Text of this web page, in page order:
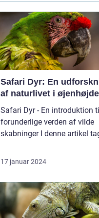
Safari Dyr: En
af naturlivet i øjenhøjde
Safari Dyr - En introduktion
forunderlige verden af vilde
skabninger I denne
17 januar 2024